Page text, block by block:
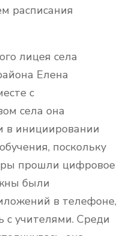
расписания
лицея села
Елена
с
села она
в инициировании
поскольку
прошли цифровое
были
в телефоне,
с учителями. Среди